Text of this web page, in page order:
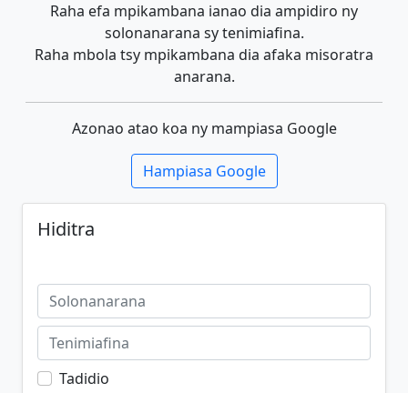
Raha efa mpikambana ianao dia ampidiro ny
solonanarana sy tenimiafina.
Raha mbola tsy mpikambana dia afaka misoratra
anarana.
Azonao atao koa ny mampiasa Google
Hampiasa Google
Hiditra
Tadidio